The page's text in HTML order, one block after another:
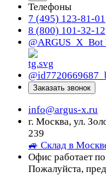
Телефоны
7 (495) 123-81-01
8 (800) 101-32-12
@ARGUS_X_Bot
Заказать звонок
info@argus-x.ru
г. Москва, ул.
239
🚙 Склад в
Офис работает
Пожалуйста,